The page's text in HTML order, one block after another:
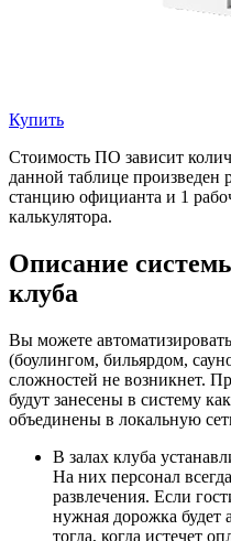
Купить
Стоимость ПО зависит
данной таблице произведен
станцию официанта и 1
калькулятора.
Описание
клуба
Вы можете
(боулингом, бильярдом,
сложностей не возникнет.
будут занесены в систему
объединены в локальную
В залах клуба
На них персонал
развлечения. Если
нужная дорожка будет
тогда, когда истечет